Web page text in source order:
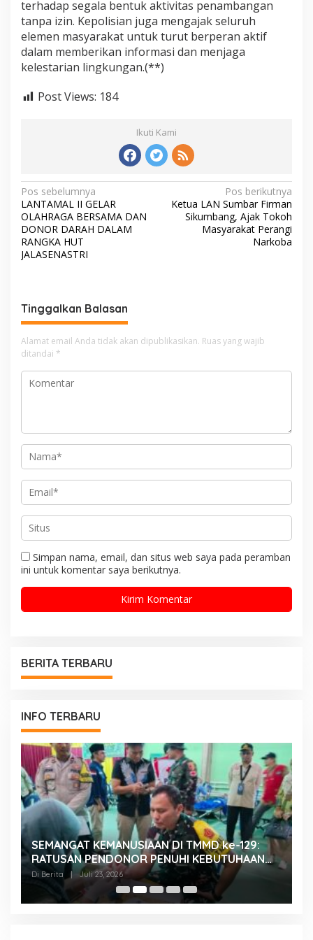
terhadap segala bentuk aktivitas penambangan
tanpa izin. Kepolisian juga mengajak seluruh
elemen masyarakat untuk turut berperan aktif
dalam memberikan informasi dan menjaga
kelestarian lingkungan.(**)
Post Views: 184
Ikuti Kami
N
a
v
i
s
i
p
o
s
Pos sebelumnya
LANTAMAL II GELAR
OLAHRAGA BERSAMA DAN
DONOR DARAH DALAM
RANGKA HUT
JALASENASTRI
Pos berikutnya
Ketua LAN Sumbar Firman
Sikumbang, Ajak Tokoh
Masyarakat Perangi
Narkoba
Tinggalkan Balasan
Alamat email Anda tidak akan dipublikasikan. Ruas yang wajib
ditandai *
Simpan nama, email, dan situs web saya pada peramban
ini untuk komentar saya berikutnya.
BERITA TERBARU
INFO TERBARU
SEMANGAT KEMANUSIAAN DI TMMD ke-129:
RATUSAN PENDONOR PENUHI KEBUTUHAAN
STOK DARAH
Di Berita | Juli 23, 2026